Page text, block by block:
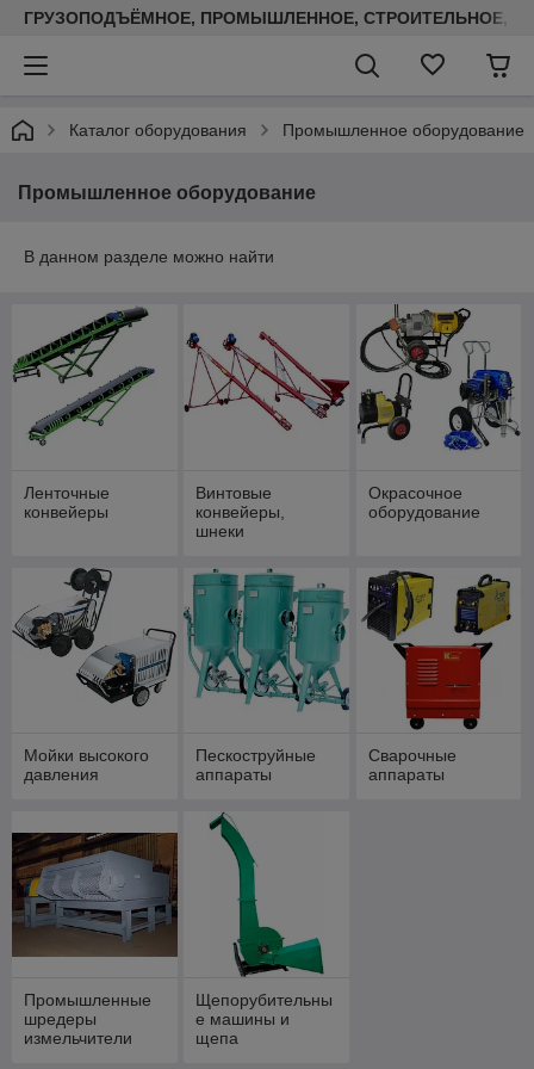
ГРУЗОПОДЪЁМНОЕ, ПРОМЫШЛЕННОЕ, СТРОИТЕЛЬНОЕ,
Каталог оборудования Промышленное оборудование
Промышленное оборудование
В данном разделе можно найти
Ленточные
конвейеры
Винтовые
конвейеры,
шнеки
Окрасочное
оборудование
Мойки высокого
давления
Пескоструйные
аппараты
Сварочные
аппараты
Промышленные
шредеры
измельчители
Щепорубительны
е машины и
щепа